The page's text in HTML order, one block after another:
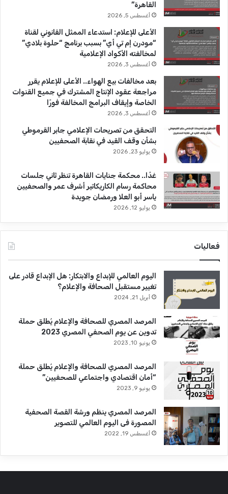
ك
u
b
e
ا
م
القاهرة”
أغسطس 5, 2026
الأعلى للإعلام: استدعاء الممثل القانوني لقناة
“مودرن إم تي أي” بسبب برنامج “حلوة بلادي”
لمخالفته الأكواد الإعلامية
أغسطس 3, 2026
بعد مخالفات بيع الهواء.. الأعلى للإعلام يقرر
مراجعة عقود الإنتاج المشترك في جميع القنوات
الخاصة وإيقاف البرامج المخالفة فورًا
أغسطس 3, 2026
التحقق من تصريحات الإعلامي جابر القرموطي
بشأن وقف القيد في نقابة الصحفيين
يوليو 23, 2026
غدًا.. محكمة جنايات القاهرة تنظر ثاني جلسات
محاكمة رسام الكاريكاتير أشرف عمر والصحفيين
ياسر أبو العلا ورمضان جويدة
يوليو 12, 2026
فعاليات
اليوم العالمي للإبداع والابتكار: هل الإبداع قادر على
تغيير مستقبل الصحافة والإعلام؟
أبريل 21, 2024
المرصد المصري للصحافة والإعلام يُطلق حملة
تدوين عن يوم الصحفي المصري 2023
يونيو 10, 2023
المرصد المصري للصحافة والإعلام يُطلق حملة
“أمان اقتصادي واجتماعي للصحفيين”
يونيو 9, 2023
المرصد المصري ينظم ورشة القصة الصحفية
المصورة فى اليوم العالمي للتصوير
أغسطس 19, 2022